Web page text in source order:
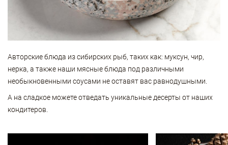
Авторские блюда из сибирских рыб, таких как: муксун, чир,
нерка, а также наши мясные блюда под различными
необыкновенными соусами не оставят вас равнодушными.
А на сладкое можете отведать уникальные десерты от наших
кондитеров.